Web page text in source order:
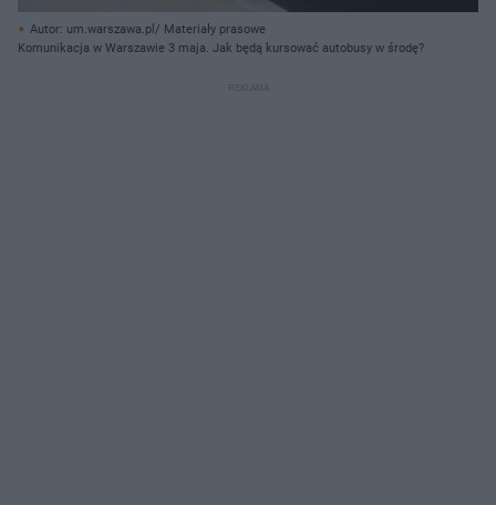
Autor: um.warszawa.pl/ Materiały prasowe
Komunikacja w Warszawie 3 maja. Jak będą kursować autobusy w środę?